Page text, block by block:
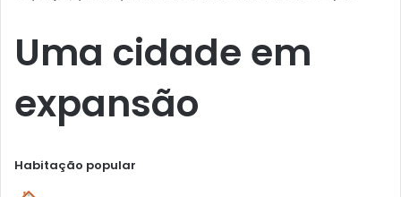
Uma cidade em
expansão
Habitação popular